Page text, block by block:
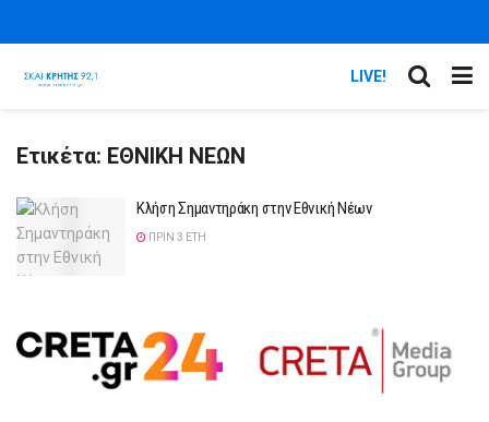
LIVE!
Ετικέτα: ΕΘΝΙΚΗ ΝΕΩΝ
Κλήση Σημαντηράκη στην Εθνική Νέων
ΠΡΙΝ 3 ΈΤΗ